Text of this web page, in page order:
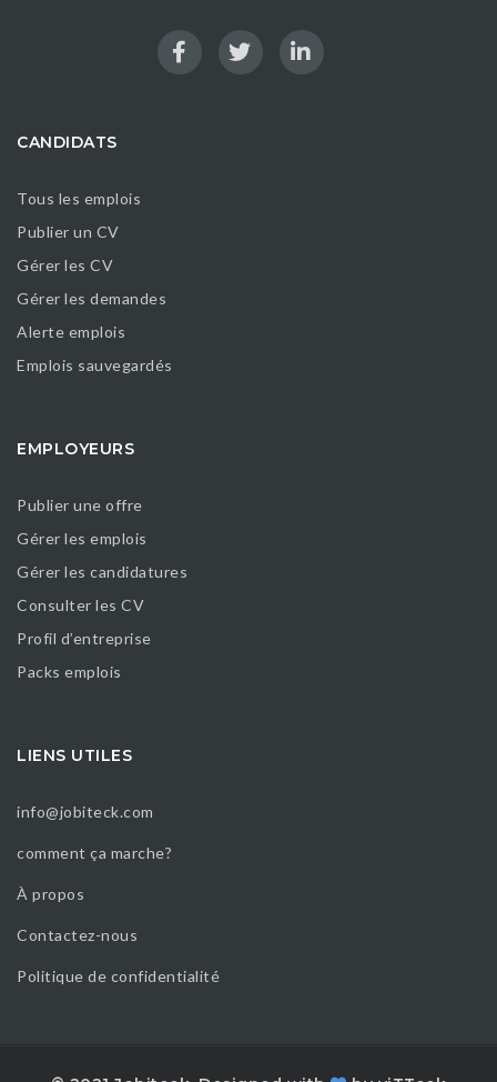
CANDIDATS
Tous les emplois
Publier un CV
Gérer les CV
Gérer les demandes
Alerte emplois
Emplois sauvegardés
EMPLOYEURS
Publier une offre
Gérer les emplois
Gérer les candidatures
Consulter les CV
Profil d’entreprise
Packs emplois
LIENS UTILES
info@jobiteck.com
comment ça marche?
À propos
Contactez-nous
Politique de confidentialité